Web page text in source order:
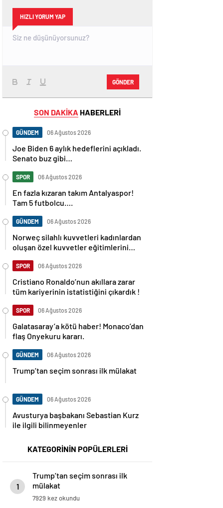
HIZLI YORUM YAP
GÖNDER
Joe Biden 6 aylık hedeflerini açıkladı.
Senato buz gibi…
En fazla kızaran takım Antalyaspor!
Tam 5 futbolcu….
Norweç silahlı kuvvetleri kadınlardan
oluşan özel kuvvetler eğitimlerini
başlattı.
Cristiano Ronaldo’nun akıllara zarar
tüm kariyerinin istatistiğini çıkardık !
Galatasaray’a kötü haber! Monaco’dan
flaş Onyekuru kararı.
Trump’tan seçim sonrası ilk mülakat
Avusturya başbakanı Sebastian Kurz
ile ilgili bilinmeyenler
1
mülakat
7929 kez okundu